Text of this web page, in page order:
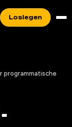
Loslegen
programmatische